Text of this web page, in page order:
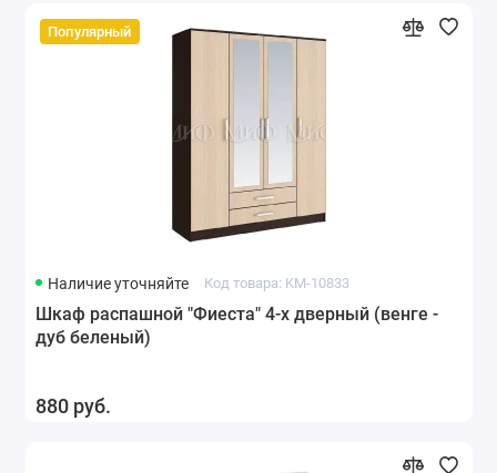
Популярный
Наличие уточняйте Код товара: KM-10833
Шкаф распашной "Фиеста" 4-х дверный (венге -
дуб беленый)
880 руб.